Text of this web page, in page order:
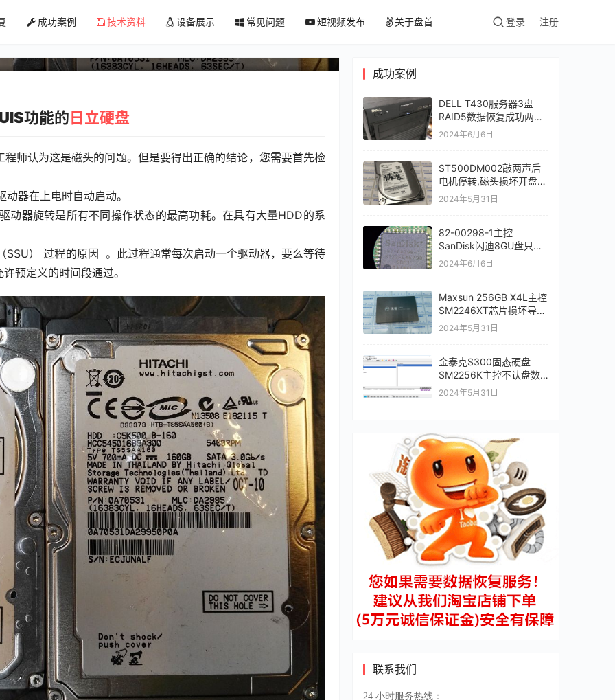
成功案例 技术资料 设备展示 常见问题 短视频发布 关于盘首 登录 注册
功能的日立硬盘
师认为这是磁头的问题。但是要得出正确的结论，您需要首先检
器在上电时自动启动。
动器旋转是所有不同操作状态的最高功耗。在具有大量HDD的系
） 过程的原因  。此过程通常每次启动一个驱动器，要么等待
预定义的时间段通过。
成功案例
DELL T430服务器3盘
RAID5数据恢复成功两块
硬盘掉线导致服务器宕机
2024年6月6日
ST500DM002敲两声后
电机停转,磁头损坏开盘数
据恢复成功
2024年5月31日
82-00298-1主控
SanDisk闪迪8GU盘只认
64M容量打开提示需要程
2024年6月6日
Maxsun 256GB X4L主控
SM2246XT芯片损坏导致
SSD固态硬盘无法识别数
2024年5月31日
金泰克S300固态硬盘
SM2256K主控不认盘数
据恢复成功
2024年5月31日
联系我们
24 小时服务热线：